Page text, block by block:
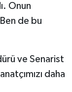
Onun
de bu
ve Senarist
daha